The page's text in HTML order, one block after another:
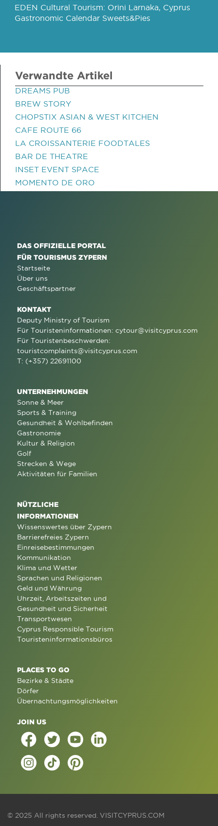
EDEN Cultural Tourism: Orini Larnaka, Cyprus
Gastronomic Calendar Sweets&Pies
Verwandte Artikel
DREAMS PUB
BREW STORY
CHOPSTIX ASIAN & WEST KITCHEN
CAFE ROUTE 66
LA CROISSANTERIE FOODTALES
BAR DE THEATRE
INSET EVENT SPACE
MOMENTO DE ORO
DAS OFFIZIELLE PORTAL
FÜR TOURISMUS ZYPERN
Startseite
Über uns
Geschäftspartner
KONTAKT
Deputy Ministry of Tourism
Für Touristeninformationen: cytour@visitcyprus.com
Für Touristenbeschwerden:
touristcomplaints@visitcyprus.com
T: (+357) 22691100
UNTERNEHMUNGEN
Sonne & Meer
Sports & Training
Gesundheit & Wohlbefinden
Gastronomie
Kultur & Religion
Golf
Strecken & Wege
Aktivitäten für Familien
NÜTZLICHE
INFORMATIONEN
Wissenswertes über Zypern
Barrierefreies Zypern
Einreisebestimmungen
Kommunikation
Klima und Wetter
Sprachen und Religionen
Geld und Währung
Uhrzeit, Arbeitszeiten und
Gesundheit und Sicherheit
Transportwesen
Cyprus Responsible Tourism
Touristeninformationsbüros
PLACES TO GO
Bezirke & Städte
Dörfer
Übernachtungsmöglichkeiten
JOIN US
© 2025 All rights reserved. VISITCYPRUS.COM